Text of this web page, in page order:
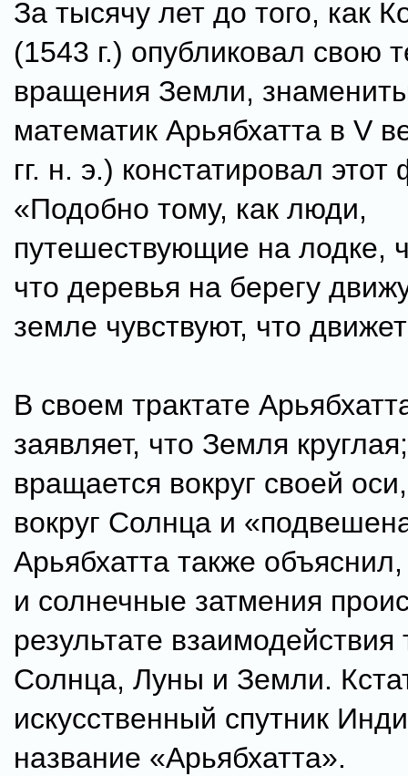
За тысячу лет до того, как
(1543 г.) опубликовал свою
вращения Земли,
математик Арьябхатта в V
гг. н. э.) констатировал этот
«Подобно тому, как люди,
путешествующие на лодке,
что деревья на берегу
земле чувствуют, что
В своем трактате
заявляет, что Земля
вращается вокруг своей
вокруг Солнца и
Арьябхатта также
и солнечные затмения
результате взаимодействия
Солнца, Луны и Земли.
искусственный спутник
название «Арьябхатта».